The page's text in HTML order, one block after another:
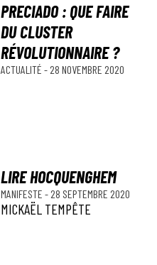
PRECIADO : QUE FAIRE
DU CLUSTER
RÉVOLUTIONNAIRE ?
ACTUALITÉ - 28 NOVEMBRE 2020
LIRE HOCQUENGHEM
MANIFESTE - 28 SEPTEMBRE 2020
MICKAËL TEMPÊTE